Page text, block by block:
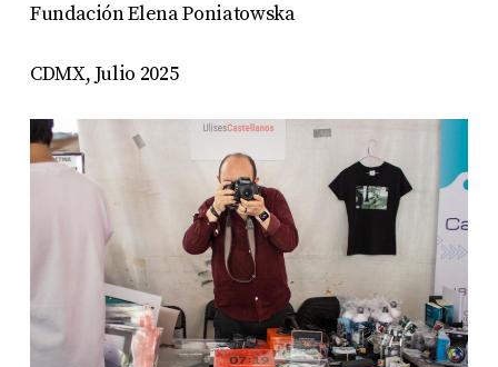
Fundación Elena Poniatowska
CDMX, Julio 2025